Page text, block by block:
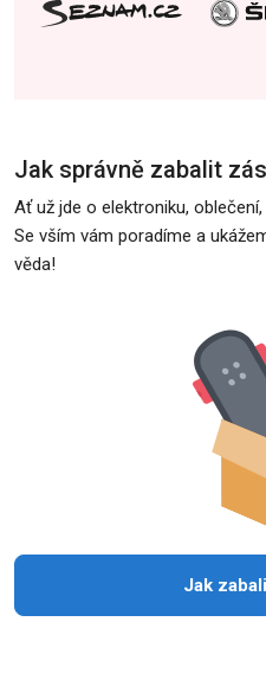
Jak
Jak správně zabalit
Ať už jde o elektroniku,
Se vším vám poradíme a
věda!